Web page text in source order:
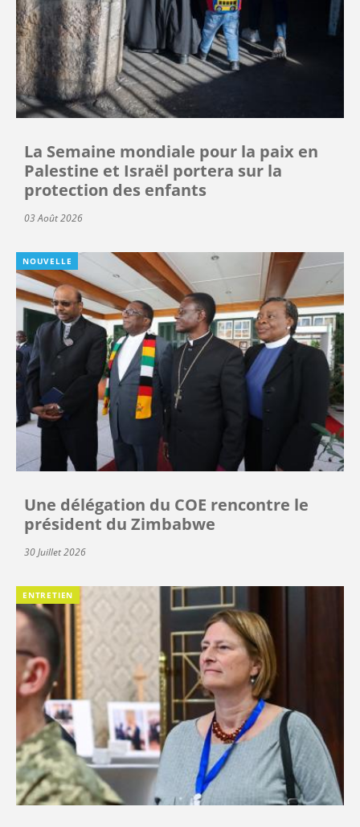
La Semaine mondiale pour la paix en
Palestine et Israël portera sur la
protection des enfants
03 Août 2026
NOUVELLE
Une délégation du COE rencontre le
président du Zimbabwe
30 Juillet 2026
ENTRETIEN